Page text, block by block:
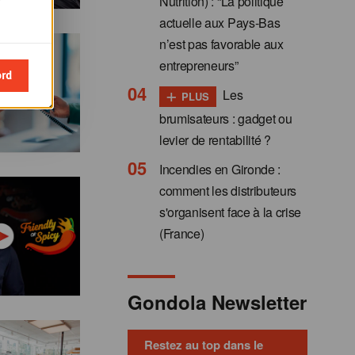
actuelle aux Pays-Bas
n’est pas favorable aux
entrepreneurs”
+ PLUS
Les
brumisateurs : gadget ou
levier de rentabilité ?
Incendies en Gironde :
comment les distributeurs
s'organisent face à la crise
(France)
Gondola Newsletter
Restez au top dans le